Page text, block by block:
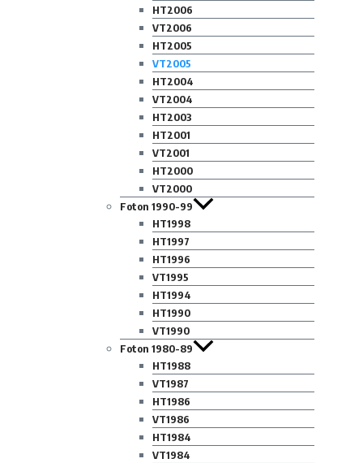
HT2006
VT2006
HT2005
VT2005
HT2004
VT2004
HT2003
HT2001
VT2001
HT2000
VT2000
Foton 1990-99
HT1998
HT1997
HT1996
VT1995
HT1994
HT1990
VT1990
Foton 1980-89
HT1988
VT1987
HT1986
VT1986
HT1984
VT1984